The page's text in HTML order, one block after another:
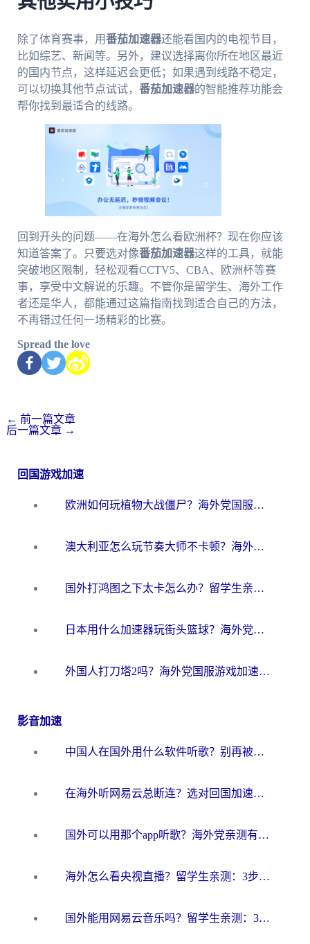
除了体育赛事，用番茄加速器还能看国内的电视节目，
比如综艺、新闻等。另外，建议选择离你所在地区最近
的国内节点，这样延迟会更低；如果遇到线路不稳定，
可以切换其他节点试试， 番茄加速器的智能推荐功能会
帮你找到最适合的线路。
回到开头的问题——在海外怎么看欧洲杯？现在你应该
知道答案了。只要选对像番茄加速器这样的工具，就能
突破地区限制，轻松观看CCTV5、CBA、欧洲杯等赛
事，享受中文解说的乐趣。不管你是留学生、海外工作
者还是华人，都能通过这篇指南找到适合自己的方法，
不再错过任何一场精彩的比赛。
Spread the love
← 前一篇文章
后一篇文章 →
回国游戏加速
欧洲如何玩植物大战僵尸？海外党国服游戏加速避坑指南（附实测对比）
澳大利亚怎么玩节奏大师不卡顿？海外党国服游戏加速终极指南
国外打鸿图之下太卡怎么办？留学生亲测有效的国服游戏加速方案
日本用什么加速器玩街头篮球？海外党国服游戏不卡顿的终极攻略
外国人打刀塔2吗？海外党国服游戏加速避坑全攻略
影音加速
中国人在国外用什么软件听歌？别再被地域限制卡脖子，这篇教你轻松解锁国内音乐库
在海外听网易云总断连？选对回国加速器，告别地区限制和卡顿
国外可以用那个app听歌？海外党亲测有效的回国加速方案，轻松听国内音乐听书
海外怎么看央视直播？留学生亲测：3步解决版权限制+追剧自由
国外能用网易云音乐吗？留学生亲测：3步解决海外听歌难题